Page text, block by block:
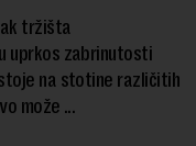
tržišta
uprkos zabrinutosti
na stotine različitih
može ...